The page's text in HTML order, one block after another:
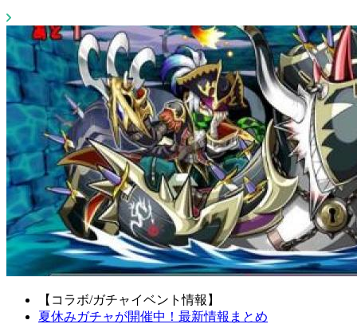
【コラボ/ガチャイベント情報】
夏休みガチャが開催中！最新情報まとめ